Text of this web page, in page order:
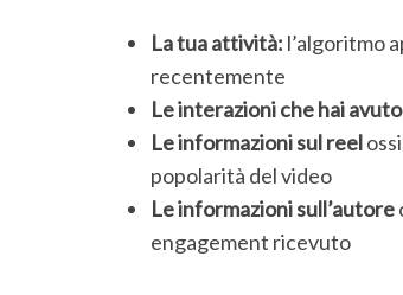
La tua attività: l’algoritmo
recentemente
Le interazioni che hai
Le informazioni sul reel
popolarità del video
Le informazioni sull’autore
engagement ricevuto